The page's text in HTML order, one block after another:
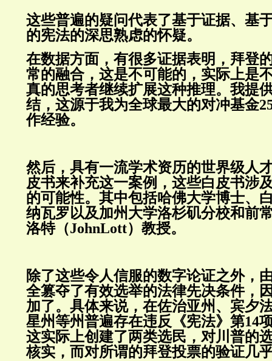
这些普遍的疑问代表了基于证据、基
的宪法的深思熟虑的怀疑。
在数据方面，有很多证据表明，拜登
常的融合，这是不可能的，实际上是
真的思考者继续扩展这种推理。我提
结，这源于我为全球最大的对冲基金
作经验。
然后，具有一流学术资历的世界级人
皮书来补充这一案例，这些白皮书涉
的可能性。其中包括哈佛大学博士、
纳瓦罗以及加州大学洛杉矶分校和前
洛特（JohnLott）教授。
除了这些令人信服的数字论证之外，
全篡夺了有效选举的法律先决条件，
加了。具体来说，在佐治亚州、宾夕
星州等州普遍存在违反《宪法》第14
这实际上创建了两类选民，对川普的
核实，而对所谓的拜登投票的验证几